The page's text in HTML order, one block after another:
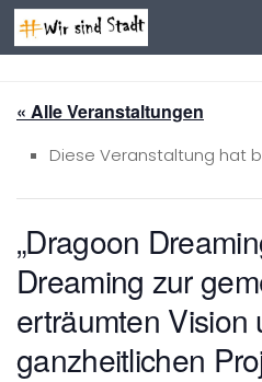
Zum Inhalt springen
« Alle Veranstaltungen
Diese Veranstaltung hat
„Dragoon
Dreaming zur
erträumten Vision
ganzheitlichen